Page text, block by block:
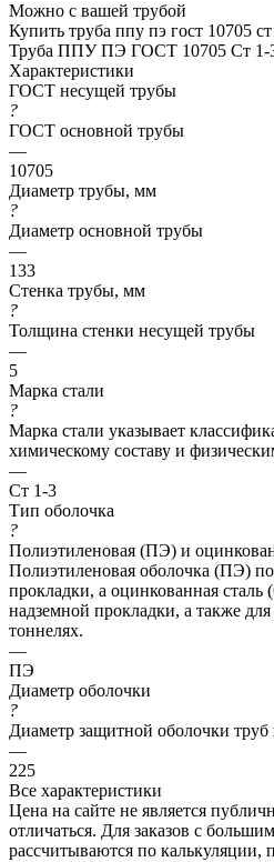
Можно с вашей трубой
Купить труба ппу пэ гост 10705
Труба ППУ ПЭ ГОСТ 10705 Ст 1-
Характеристики
ГОСТ несущей трубы
?
ГОСТ основной трубы
—
10705
Диаметр трубы, мм
?
Диаметр основной трубы
—
133
Стенка трубы, мм
?
Толщина стенки несущей трубы
—
5
Марка стали
?
Марка стали указывает
химическому составу и
—
Ст 1-3
Тип оболочка
?
Полиэтиленовая (ПЭ) и
Полиэтиленовая оболочка (ПЭ)
прокладки, а оцинкованная
надземной прокладки, а также
тоннелях.
—
ПЭ
Диаметр оболочки
?
Диаметр защитной оболочки
—
225
Все характеристики
Цена на сайте не является
отличаться. Для заказов с
рассчитываются по калькуляции,